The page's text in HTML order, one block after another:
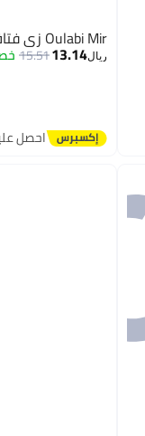
Oulabi Mir زي فتاة صينية - 6-7 سنوات
ريال13.14
15.51
احصل